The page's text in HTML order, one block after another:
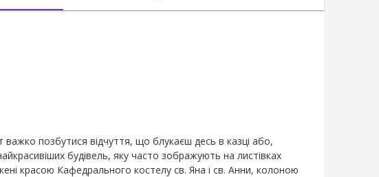
позбутися відчуття, що блукаєш десь в казці або,
будівель, яку часто зображують на листівках
красою Кафедрального костелу св. Яна і св. Анни, колоною